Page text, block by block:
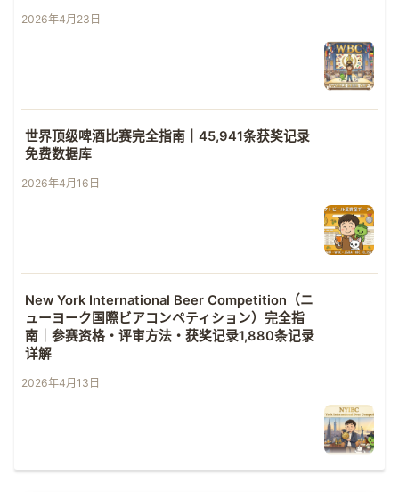
2026年4月23日
世界顶级啤酒比赛完全指南｜45,941条获奖记录
免费数据库
2026年4月16日
New York International Beer Competition（ニ
ューヨーク国際ビアコンペティション）完全指
南｜参赛资格・评审方法・获奖记录1,880条记录
详解
2026年4月13日